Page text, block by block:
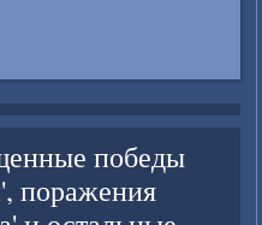
победы
поражения